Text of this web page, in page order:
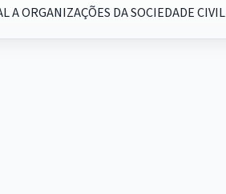
A ORGANIZAÇÕES DA SOCIEDADE CIVIL